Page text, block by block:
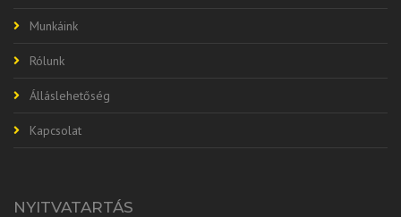
Munkáink
Rólunk
Álláslehetőség
Kapcsolat
NYITVATARTÁS